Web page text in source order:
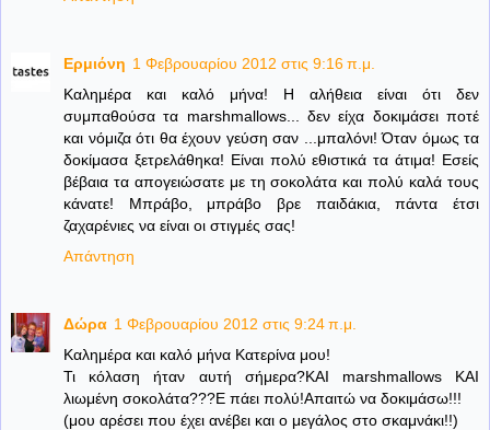
Ερμιόνη 1 Φεβρουαρίου 2012 στις 9:16 π.μ.
Καλημέρα και καλό μήνα! Η αλήθεια είναι ότι δεν
συμπαθούσα τα marshmallows... δεν είχα δοκιμάσει ποτέ
και νόμιζα ότι θα έχουν γεύση σαν ...μπαλόνι! Όταν όμως τα
δοκίμασα ξετρελάθηκα! Είναι πολύ εθιστικά τα άτιμα! Εσείς
βέβαια τα απογειώσατε με τη σοκολάτα και πολύ καλά τους
κάνατε! Μπράβο, μπράβο βρε παιδάκια, πάντα έτσι
ζαχαρένιες να είναι οι στιγμές σας!
Απάντηση
Δώρα 1 Φεβρουαρίου 2012 στις 9:24 π.μ.
Καλημέρα και καλό μήνα Κατερίνα μου!
Τι κόλαση ήταν αυτή σήμερα?ΚΑΙ marshmallows ΚΑΙ
λιωμένη σοκολάτα???Ε πάει πολύ!Απαιτώ να δοκιμάσω!!!
(μου αρέσει που έχει ανέβει και ο μεγάλος στο σκαμνάκι!!)